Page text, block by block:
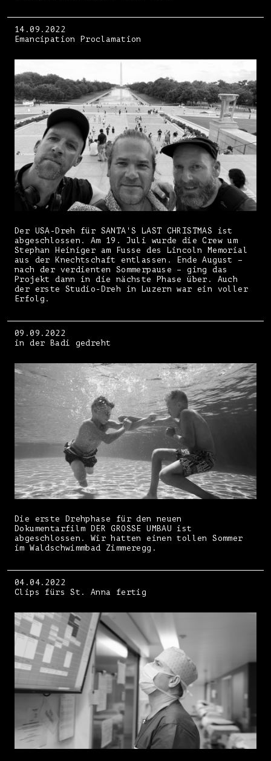
14.09.2022
Emancipation Proclamation
Der USA-Dreh für SANTA'S LAST CHRISTMAS ist
abgeschlossen. Am 19. Juli wurde die Crew um
Stephan Heiniger am Fusse des Lincoln Memorial
aus der Knechtschaft entlassen. Ende August –
nach der verdienten Sommerpause – ging das
Projekt dann in die nächste Phase über. Auch
der erste Studio-Dreh in Luzern war ein voller
Erfolg.
09.09.2022
in der Badi gedreht
Die erste Drehphase für den neuen
Dokumentarfilm DER GROSSE UMBAU ist
abgeschlossen. Wir hatten einen tollen Sommer
im Waldschwimmbad Zimmeregg.
04.04.2022
Clips fürs St. Anna fertig